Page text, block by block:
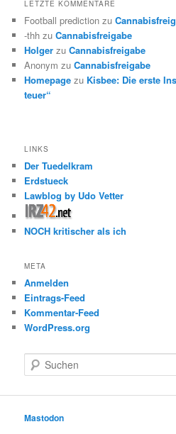
LETZTE KOMMENTARE
Football prediction zu
-thh zuCannabisfreigabe
Holger zuCannabisfreigabe
Anonym zuCannabisfreigabe
Homepage zu Kisbee: Die erste
teuer“
LINKS
Der Tuedelkram
Erdstueck
Lawblog by Udo Vetter
NOCH kritischer als ich
META
Anmelden
Eintrags-Feed
Kommentar-Feed
WordPress.org
u
e
Mastodon